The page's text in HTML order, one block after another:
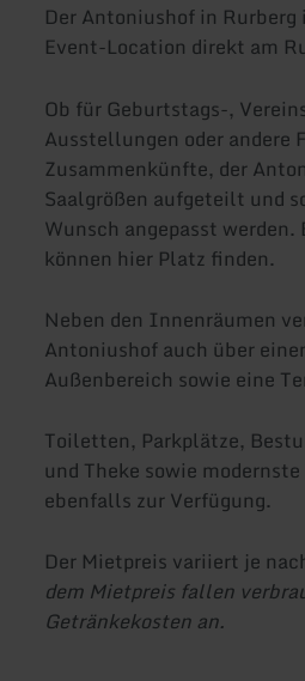
Der Antoniushof in
Event-Location direkt am
Ob für Geburtstags-,
Ausstellungen oder andere
Zusammenkünfte, der
Saalgrößen aufgeteilt und
Wunsch angepasst werden.
können hier Platz finden.
Neben den Innenräumen
Antoniushof auch über
Außenbereich sowie eine
Toiletten, Parkplätze,
und Theke sowie
ebenfalls zur Verfügung.
Der Mietpreis variiert je
dem Mietpreis fallen
Getränkekosten an.